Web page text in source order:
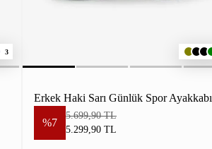
3
Erkek Haki Sarı Günlük Spor Ayakkabı
%7
5.699,90 TL
5.299,90 TL